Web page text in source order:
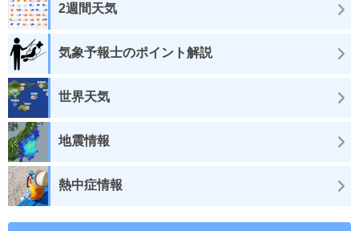
2週間天気
気象予報士のポイント解説
世界天気
地震情報
熱中症情報